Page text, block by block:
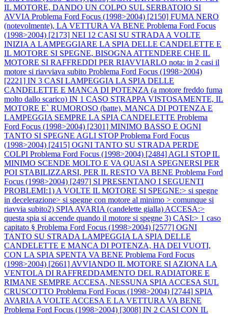
IL MOTORE, DANDO UN COLPO SUL SERBATOIO SI
AVVIA Problema Ford Focus (1998>2004) [2150] FUMA NERO
(notevolmente), LA VETTURA VA BENE Problema Ford Focus
(1998>2004) [2173] NEI 12 CASI SU STRADA A VOLTE
INIZIA A LAMPEGGIARE LA SPIA DELLE CANDELETTE E
IL MOTORE SI SPEGNE, BISOGNA ATTENDERE CHE IL
MOTORE SI RAFFREDDI PER RIAVVIARLO nota: in 2 casi il
motore si riavviava subito Problema Ford Focus (1998>2004)
[2221] IN 3 CASI LAMPEGGIA LA SPIA DELLE
CANDELETTE E MANCA DI POTENZA (a motore freddo fuma
molto dallo scarico) IN 1 CASO STRAPPA VISTOSAMENTE, IL
MOTORE E` RUMOROSO (batte), MANCA DI POTENZA E
LAMPEGGIA SEMPRE LA SPIA CANDELETTE Problema
Ford Focus (1998>2004) [2301] MINIMO BASSO E OGNI
TANTO SI SPEGNE AGLI STOPProblema Ford Focus
(1998>2004) [2415] OGNI TANTO SU STRADA PERDE
COLPI Problema Ford Focus (1998>2004) [2484] AGLI STOP IL
MINIMO SCENDE MOLTO E VA QUASI A SPEGNERSI PER
POI STABILIZZARSI, PER IL RESTO VA BENE Problema Ford
Focus (1998>2004) [2497] SI PRESENTANO I SEGUENTI
PROBLEMI:1) A VOLTE IL MOTORE SI SPEGNE:> si spegne
in decelerazione> si spegne con motore al minimo > comunque si
riavvia subito2) SPIA AVARIA (candelette gialla) ACCESA:>
questa spia si accende quando il motore si spegne 3) CASI:> 1 caso
capitato § Problema Ford Focus (1998>2004) [2577] OGNI
TANTO SU STRADA LAMPEGGIA LA SPIA DELLE
CANDELETTE E MANCA DI POTENZA, HA DEI VUOTI,
CON LA SPIA SPENTA VA BENE Problema Ford Focus
(1998>2004) [2661] AVVIANDO IL MOTORE SI AZIONA LA
VENTOLA DI RAFFREDDAMENTO DEL RADIATORE E
RIMANE SEMPRE ACCESA, NESSUNA SPIA ACCESA SUL
CRUSCOTTO Problema Ford Focus (1998>2004) [2744] SPIA
AVARIA A VOLTE ACCESA E LA VETTURA VA BENE
Problema Ford Focus (1998>2004) [3008] IN 2 CASI CON IL